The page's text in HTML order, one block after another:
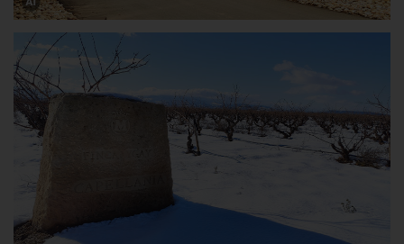
Dieses
Bild
wurde
mithilfe
von
KI
verändert.